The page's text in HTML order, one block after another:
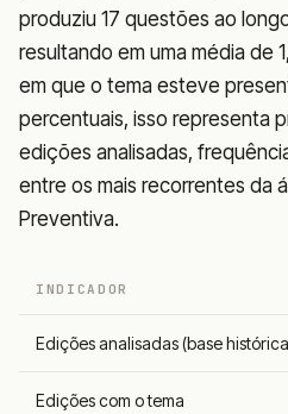
produziu 17 questões ao
resultando em uma média de
em que o tema esteve
percentuais, isso representa
edições analisadas,
entre os mais recorrentes da
Preventiva.
INDICADOR
Edições analisadas (base
Edições com o tema